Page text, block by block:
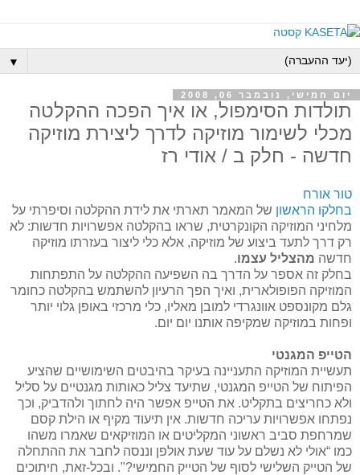
▼
יום חמישי, נובמבר 06, 2008
תולדות הסימפול, או איך הפכה ההקלטה
מכלי לשימור מוזיקה לדרך ליצירת מוזיקה
חדשה - חלק ב / אודי רז
טור אורח
בחלקו הראשון של המאמר תארתי את לידת ההקלטה וסיפרתי על
מלחיני המוזיקה הקונקרטית, שראו בהקלטה אפשרויות חדשות: לא
רק דרך לתעד ביצוע של מוזיקה, אלא כלי ליצור בעזרתו מוזיקה
חדשה מהצליל עצמו.
בחלק זה אספר על הדרך בה השפיעה ההקלטה על התפתחות
המוזיקה הפופולארית, ואיך הפך הרעיון להשתמש בהקלטה כחומר
גלם מקונספט אוונגרדי למובן מאליו, כלי מרכזי באופן גלוי יותר
ופחות במוזיקה שמקיפה אותנו יום יום.
הטייפ המגנטי
תעשיית המוזיקה התעניינה בעיקר בהיבטים השימושיים שהציע
הפיתוח של הטייפ המגנטי, שתיעד צליל כאותות מגנטיים על סליל
ולא כחריצים בתקליט. את הטייפ אפשר היה לחתוך ולהדביק, וכך
נפתחו אפשרויות עריכה חדשות. אין תיעוד מקיף או הילת קסם
שמרחפת סביב ראשוני המקליטים או המוזיקאים שאמרו משהו
כמו “אולי לא נשלם על עוד שעת אולפן וננסה לחבר את ההתחלה
של הטייק השלישי לסוף של הטייק החמישי?". ובכל-זאת, חיתוכים